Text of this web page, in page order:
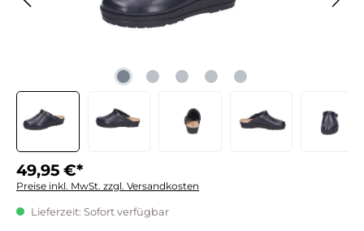
49,95 €*
Preise inkl. MwSt. zzgl. Versandkosten
Lieferzeit: Sofort verfügbar